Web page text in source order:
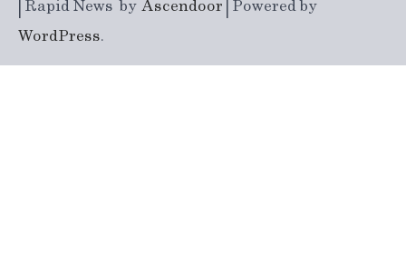
| Rapid News byAscendoor | Powered by
WordPress.